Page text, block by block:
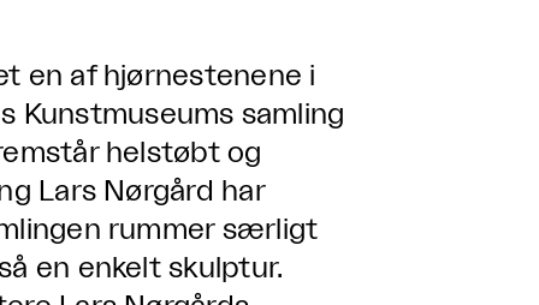
en af hjørnestenene i
Kunstmuseums samling
helstøbt og
Lars Nørgård har
rummer særligt
en enkelt skulptur.